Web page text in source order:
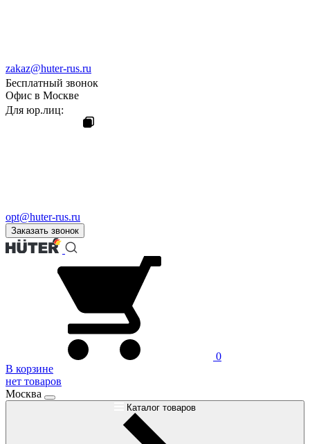
zakaz@huter-rus.ru
Бесплатный звонок
Офис в Москве
Для юр.лиц:
opt@huter-rus.ru
Заказать звонок
0
В корзине
нет товаров
Москва
Каталог товаров